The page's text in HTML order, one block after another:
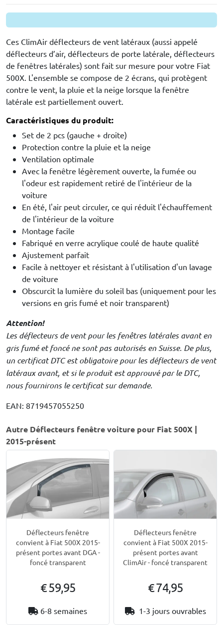
Ces ClimAir déflecteurs de vent latéraux (aussi appelé
déflecteurs d’air, déflecteurs de porte latérale, déflecteurs
de fenêtres latérales) sont fait sur mesure pour votre Fiat
500X. L'ensemble se compose de 2 écrans, qui protègent
contre le vent, la pluie et la neige lorsque la fenêtre
latérale est partiellement ouvert.
Caractéristiques du produit:
Set de 2 pcs (gauche + droite)
Protection contre la pluie et la neige
Ventilation optimale
Avec la fenêtre légèrement ouverte, la fumée ou
l'odeur est rapidement retiré de l'intérieur de la
voiture
En été, l'air peut circuler, ce qui réduit l'échauffement
de l'intérieur de la voiture
Montage facile
Fabriqué en verre acrylique coulé de haute qualité
Ajustement parfait
Facile à nettoyer et résistant à l'utilisation d'un lavage
de voiture
Obscurcit la lumière du soleil bas (uniquement pour les
versions en gris fumé et noir transparent)
Attention!
Les déflecteurs de vent pour les fenêtres latérales avant en
gris fumé et foncé ne sont pas autorisés en Suisse. De plus,
un certificat DTC est obligatoire pour les déflecteurs de vent
latéraux avant, et si le produit est approuvé par le DTC,
nous fournirons le certificat sur demande.
EAN: 8719457055250
Autre Déflecteurs fenêtre voiture pour Fiat 500X |
2015-présent
Déflecteurs fenêtre
convient à Fiat 500X 2015-
présent portes avant DGA -
foncé transparent
€ 59,95
6-8 semaines
Déflecteurs fenêtre
convient à Fiat 500X 2015-
présent portes avant
ClimAir - foncé transparent
€ 74,95
1-3 jours ouvrables